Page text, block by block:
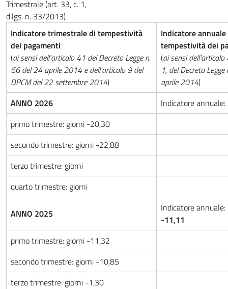
Trimestrale (art. 33, c. 1,
d.lgs. n. 33/2013)
Indicatore trimestrale di tempestività
dei pagamenti
(ai sensi dell'articolo 41 del Decreto Legge n.
66 del 24 aprile 2014 e dell'articolo 9 del
DPCM del 22 settembre 2014)
Indicatore
tempestività dei
(ai sensi
1, del Decreto
aprile 2014)
ANNO 2026
Indicatore
primo trimestre: giorni -20,30
secondo trimestre: giorni -22,88
terzo trimestre: giorni
quarto trimestre: giorni
ANNO 2025
Indicatore annuale:
-11,11
primo trimestre: giorni -11,32
secondo trimestre: giorni -10,85
terzo trimestre: giorni -1,30